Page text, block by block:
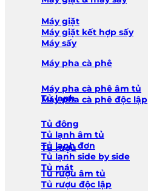
Máy giặt
Máy giặt kết hợp sấy
Máy sấy
Máy pha cà phê
Máy pha cà phê âm tủ
Máy pha cà phê độc lập
Tủ lạnh
Tủ đông
Tủ lạnh âm tủ
Tủ lạnh đơn
Tủ lạnh side by side
Tủ mát
Tủ rượu
Tủ rượu âm tủ
Tủ rượu độc lập